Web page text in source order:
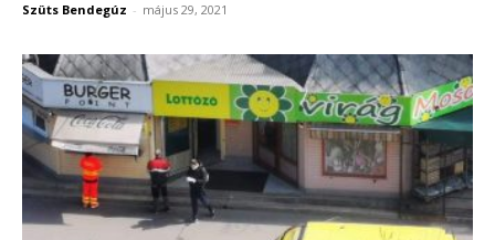
Szüts Bendegúz - május 29, 2021